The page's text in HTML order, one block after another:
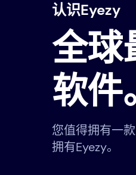
认识Eyezy
全球
软件
您值得拥有一
拥有Eyezy。